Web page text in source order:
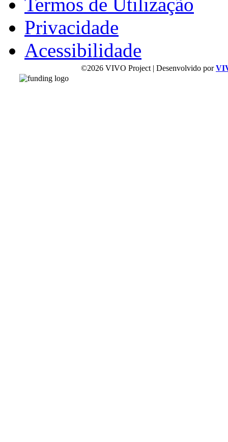
Termos de Utilização
Privacidade
Acessibilidade
©2026 VIVO Project | Desenvolvido por